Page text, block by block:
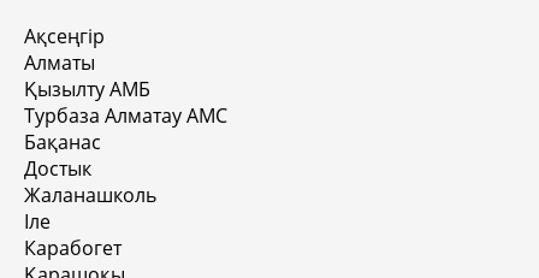
Ақсеңгір
Алматы
Қызылту АМБ
Турбаза Алматау АМС
Бақанас
Достык
Жаланашколь
Іле
Карабогет